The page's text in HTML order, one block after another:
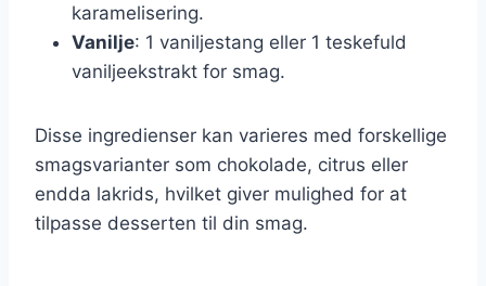
karamelisering.
Vanilje: 1 vaniljestang eller 1 teskefuld
vaniljeekstrakt for smag.
Disse ingredienser kan varieres med forskellige
smagsvarianter som chokolade, citrus eller
endda lakrids, hvilket giver mulighed for at
tilpasse desserten til din smag.